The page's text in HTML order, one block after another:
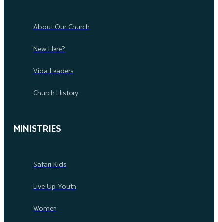
About Our Church
New Here?
Vida Leaders
Church History
MINISTRIES
Safari Kids
Live Up Youth
Women